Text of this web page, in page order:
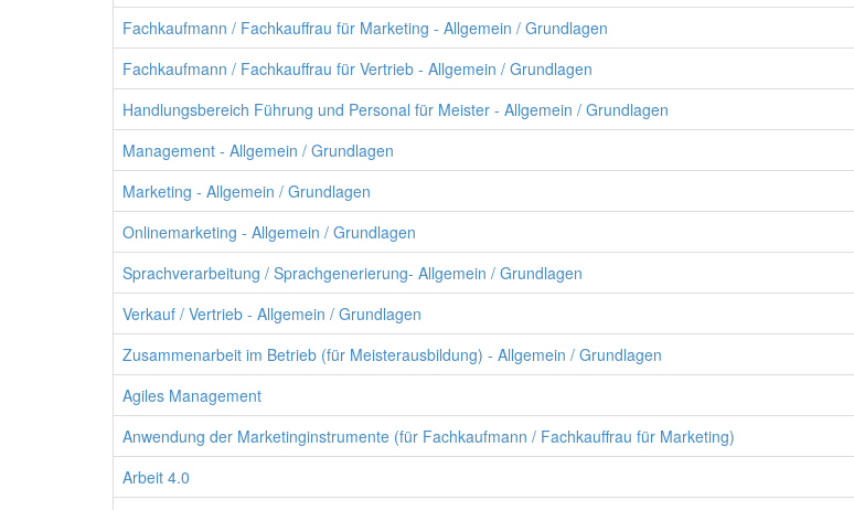
Fachkaufmann / Fachkauffrau für Marketing - Allgemein / Grundlagen
Fachkaufmann / Fachkauffrau für Vertrieb - Allgemein / Grundlagen
Handlungsbereich Führung und Personal für Meister - Allgemein / Grundlagen
Management - Allgemein / Grundlagen
Marketing - Allgemein / Grundlagen
Onlinemarketing - Allgemein / Grundlagen
Sprachverarbeitung / Sprachgenerierung- Allgemein / Grundlagen
Verkauf / Vertrieb - Allgemein / Grundlagen
Zusammenarbeit im Betrieb (für Meisterausbildung) - Allgemein / Grundlagen
Agiles Management
Anwendung der Marketinginstrumente (für Fachkaufmann / Fachkauffrau für Marketing)
Arbeit 4.0